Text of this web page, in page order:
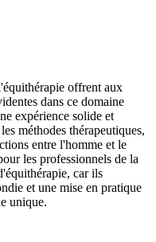
offrent aux
dans ce domaine
expérience solide et
méthodes thérapeutiques,
entre l'homme et le
les professionnels de la
car ils
et une mise en pratique
unique.